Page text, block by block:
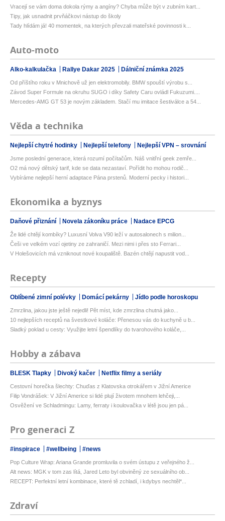
Vracejí se vám doma dokola rýmy a angíny? Chyba může být v zubním kart...
Tipy, jak usnadnit prvňáčkovi nástup do školy
Tady hlídám já! 40 momentek, na kterých převzali mateřské povinnosti k...
Auto-moto
Alko-kalkulačka Rallye Dakar 2025 Dálniční známka 2025
Od příštího roku v Mnichově už jen elektromobily. BMW spouští výrobu s...
Závod Super Formule na okruhu SUGO i díky Safety Caru ovládl Fukuzumi....
Mercedes-AMG GT 53 je novým základem. Stačí mu imitace šestiválce a 54...
Věda a technika
Nejlepší chytré hodinky Nejlepší telefony Nejlepší VPN – srovnání
Jsme poslední generace, která rozumí počítačům. Náš vnitřní geek zemře...
O2 má nový dětský tarif, kde se data nezastaví. Pořídit ho mohou rodič...
Vybíráme nejlepší herní adaptace Pána prstenů. Moderní pecky i histori...
Ekonomika a byznys
Daňové přiznání Novela zákoníku práce Nadace EPCG
Že lidé chtějí kombíky? Luxusní Volva V90 leží v autosalonech s milion...
Češi ve velkém vozí ojetiny ze zahraničí. Mezi nimi i přes sto Ferrari...
V Holešovicích má vzniknout nové koupaliště. Bazén chtějí napustit vod...
Recepty
Oblíbené zimní polévky Domácí pekárny Jídlo podle horoskopu
Zmrzlina, jakou jste ještě nejedli! Pět míst, kde zmrzlina chutná jako...
10 nejlepších receptů na švestkové koláče: Přenesou vás do kuchyně u b...
Sladký poklad u cesty: Využijte letní špendlíky do tvarohového koláče,...
Hobby a zábava
BLESK Tlapky Divoký kačer Netflix filmy a seriály
Cestovní horečka šlechty: Chuďas z Klatovska otrokářem v Jižní Americe
Filip Vondrášek: V Jižní Americe si lidé plují životem mnohem lehčeji,...
Osvěžení ve Schladmingu: Lamy, ferraty i koulovačka v létě jsou jen pá...
Pro generaci Z
#inspirace #wellbeing #news
Pop Culture Wrap: Ariana Grande promluvila o svém ústupu z veřejného ž...
Alt news: MGK v tom zas lítá, Jared Leto byl obviněný ze sexuálního ob...
RECEPT: Perfektní letní kombinace, které tě zchladí, i kdybys nechtěl*...
Zdraví